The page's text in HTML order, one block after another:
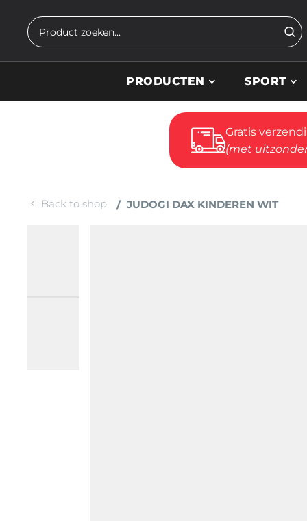
Zoeken
PRODUCTEN SPORT
Gratis
(met
Back to shop JUDOGI DAX KINDEREN WIT